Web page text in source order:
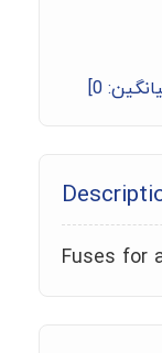
0
]
Fuses for